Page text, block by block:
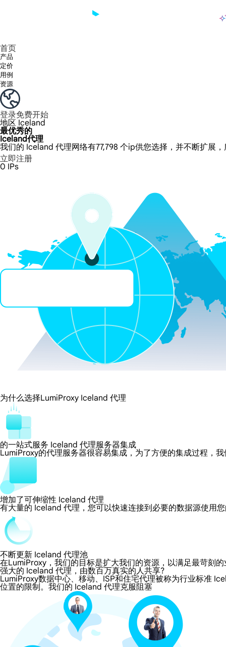
首页
产品
定价
用例
资源
登录免费开始
地区 Iceland
最优秀的
Iceland代理
我们的 Iceland 代理网络有77,798 个ip供您选择，并不断扩展
立即注册
0 IPs
为什么选择LumiProxy Iceland 代理
的一站式服务 Iceland 代理服务器集成
LumiProxy的代理服务器很容易集成，为了方便的集成过程，
增加了可伸缩性 Iceland 代理
有大量的 Iceland 代理，您可以快速连接到必要的数据源使用
不断更新 Iceland 代理池
在LumiProxy，我们的目标是扩大我们的资源，以满足最苛刻
强大的 Iceland 代理，由数百万真实的人共享?
LumiProxy数据中心、移动、ISP和住宅代理被称为行业标准
位置的限制。我们的 Iceland 代理克服阻塞